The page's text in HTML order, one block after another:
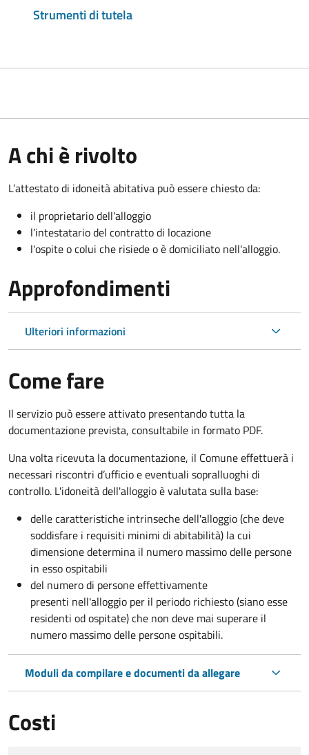
Strumenti di tutela
A chi è rivolto
L’attestato di idoneità abitativa può essere chiesto da:
il proprietario dell'alloggio
l’intestatario del contratto di locazione
l'ospite o colui che risiede o è domiciliato nell'alloggio.
Approfondimenti
Ulteriori informazioni
Come fare
Il servizio può essere attivato presentando tutta la
documentazione prevista, consultabile in formato PDF.
Una volta ricevuta la documentazione, il Comune effettuerà i
necessari riscontri d’ufficio e eventuali sopralluoghi di
controllo. L'idoneità dell'alloggio è valutata sulla base:
delle caratteristiche intrinseche dell'alloggio (che deve
soddisfare i requisiti minimi di abitabilità) la cui
dimensione determina il numero massimo delle persone
in esso ospitabili
del numero di persone effettivamente
presenti nell'alloggio per il periodo richiesto (siano esse
residenti od ospitate) che non deve mai superare il
numero massimo delle persone ospitabili.
Moduli da compilare e documenti da allegare
Costi